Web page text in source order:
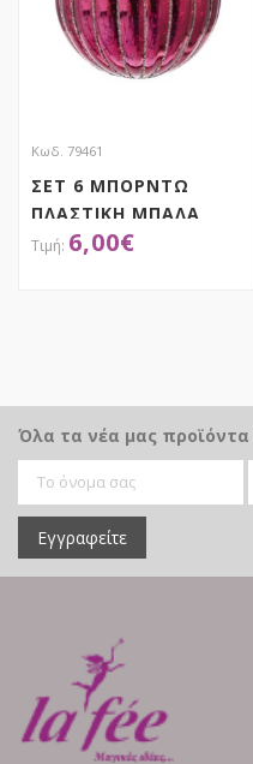
Κωδ. 79461
ΣΕΤ 6 ΜΠΟΡΝΤΩ
ΠΛΑΣΤΙΚΗ ΜΠΑΛΑ
8.5ΕΚ6,00€
Όλα τα νέα μας προϊόντα
Εγγραφείτε